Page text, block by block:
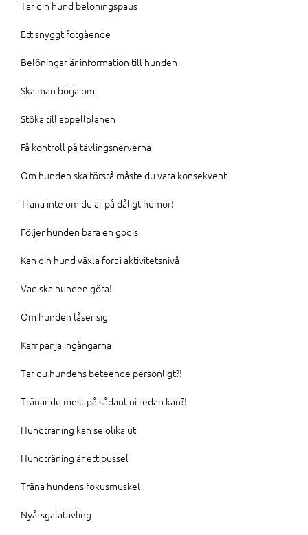
Tar din hund belöningspaus
Ett snyggt fotgående
Belöningar är information till hunden
Ska man börja om
Stöka till appellplanen
Få kontroll på tävlingsnerverna
Om hunden ska förstå måste du vara konsekvent
Träna inte om du är på dåligt humör!
Följer hunden bara en godis
Kan din hund växla fort i aktivitetsnivå
Vad ska hunden göra!
Om hunden låser sig
Kampanja ingångarna
Tar du hundens beteende personligt?!
Tränar du mest på sådant ni redan kan?!
Hundträning kan se olika ut
Hundträning är ett pussel
Träna hundens fokusmuskel
Nyårsgalatävling